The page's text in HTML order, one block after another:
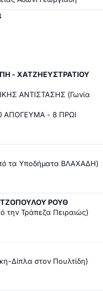
- ΧΑΤΖΗΕΥΣΤΡΑΤΙΟΥ
ΑΝΤΙΣΤΑΣΗΣ (Γωνία
ΑΠΟΓΕΥΜΑ - 8 ΠΡΩΙ
τα Υποδήματα ΒΛΑΧΑΔΗ)
ΡΟΥΘ
Τράπεζα Πειραιώς)
Δίπλα στον Πουλτίδη)